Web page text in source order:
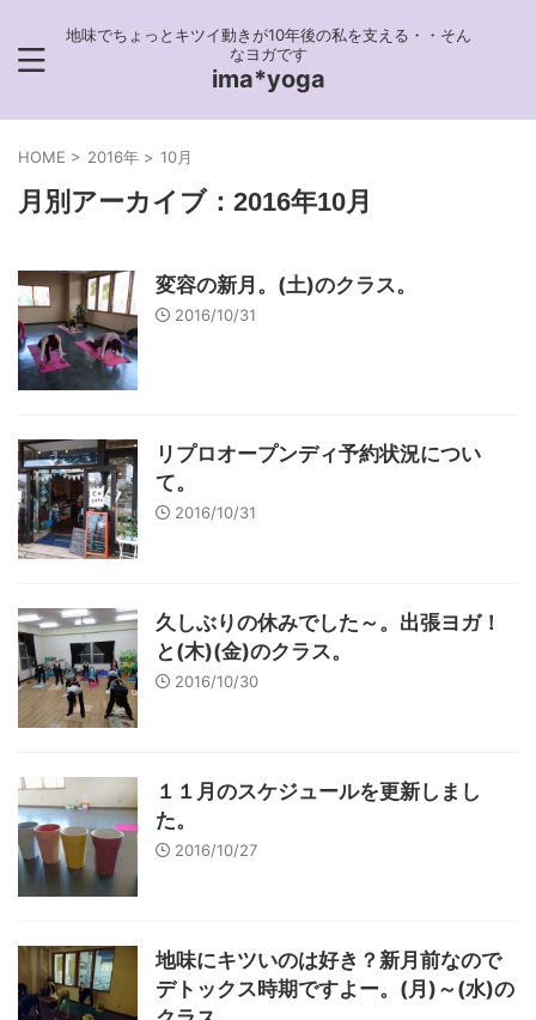
地味でちょっとキツイ動きが10年後の私を支える・・そん
なヨガです
ima*yoga
HOME > 2016年 > 10月
月別アーカイブ：2016年10月
変容の新月。(土)のクラス。
2016/10/31
リプロオープンディ予約状況につい
て。
2016/10/31
久しぶりの休みでした～。出張ヨガ！
と(木)(金)のクラス。
2016/10/30
１１月のスケジュールを更新しまし
た。
2016/10/27
地味にキツいのは好き？新月前なので
デトックス時期ですよー。(月)～(水)の